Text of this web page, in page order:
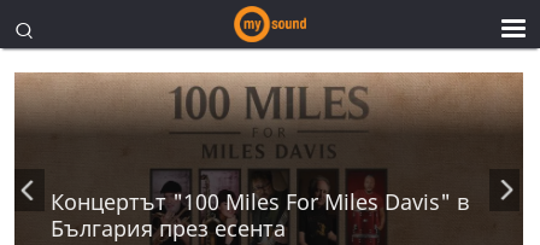
Концертът "100 Miles For Miles Davis" в
България през есента